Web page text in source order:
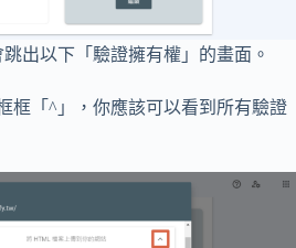
出以下「驗證擁有權」的畫面。
框「^」，你應該可以看到所有驗證